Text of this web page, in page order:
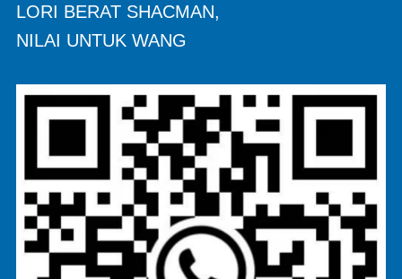
LORI BERAT SHACMAN,
NILAI UNTUK WANG